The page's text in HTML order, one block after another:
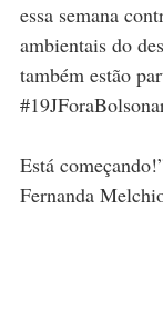
essa semana
ambientais do
também estão
Está
Fernanda